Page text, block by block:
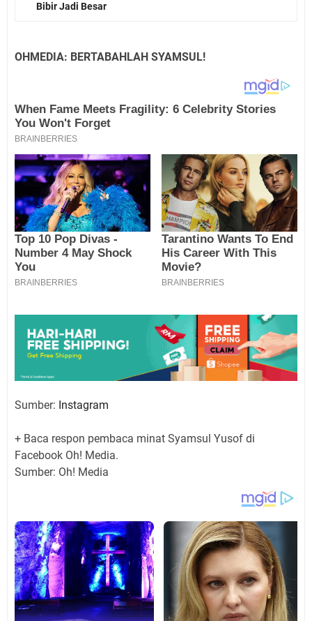
Bibir Jadi Besar
OHMEDIA: BERTABAHLAH SYAMSUL!
Sumber: Instagram
+ Baca respon pembaca minat Syamsul Yusof di
Facebook Oh! Media.
Sumber: Oh! Media